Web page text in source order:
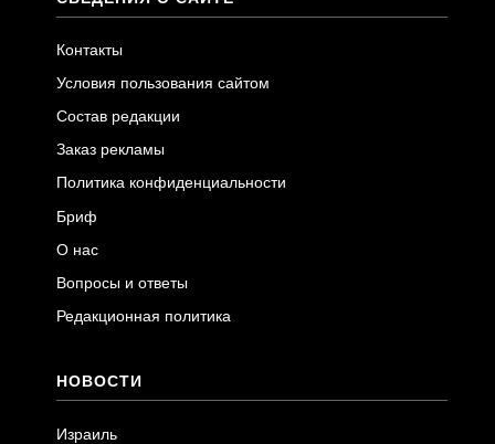
Контакты
Условия пользования сайтом
Состав редакции
Заказ рекламы
Политика конфиденциальности
Бриф
О нас
Вопросы и ответы
Редакционная политика
НОВОСТИ
Израиль